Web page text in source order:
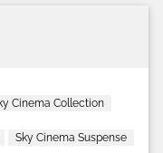
Cinema Collection
Sky Cinema Suspense